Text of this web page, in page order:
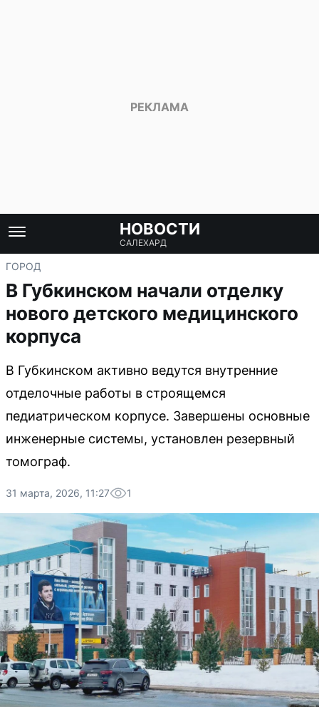
НОВОСТИ
САЛЕХАРД
ГОРОД
В Губкинском начали отделку
нового детского медицинского
корпуса
В Губкинском активно ведутся внутренние
отделочные работы в строящемся
педиатрическом корпусе. Завершены основные
инженерные системы, установлен резервный
томограф.
31 марта, 2026, 11:27 1